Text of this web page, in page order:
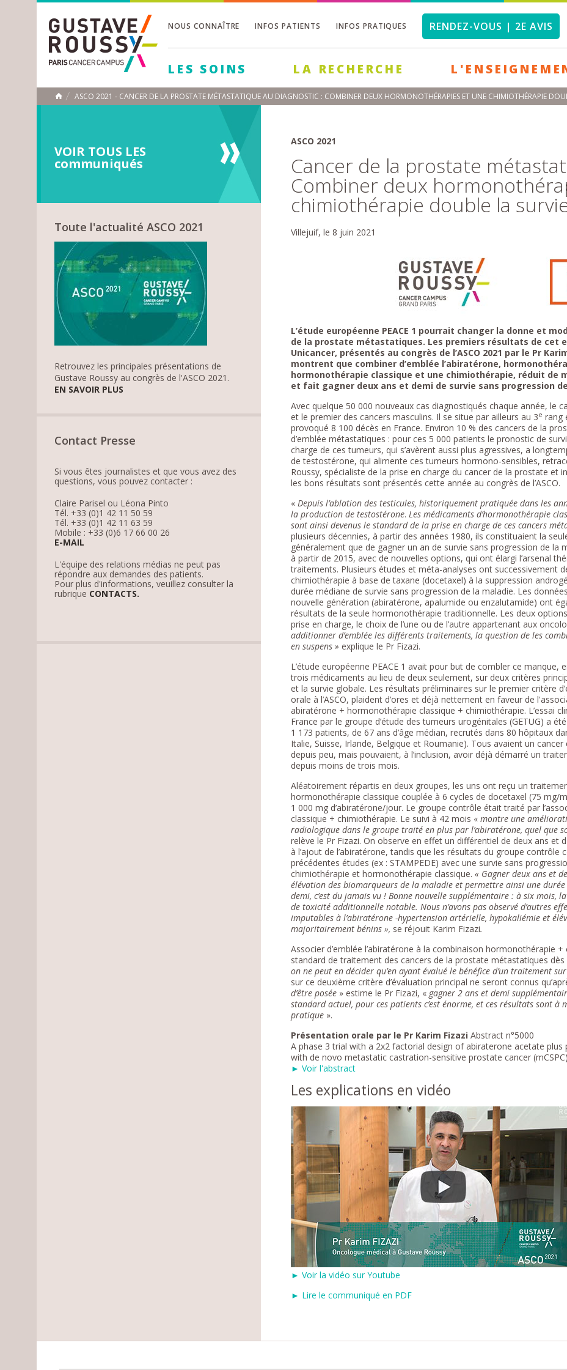
NOUS CONNAÎTRE INFOS PATIENTS INFOS PRATIQUES RENDEZ-VOUS | 2E AVIS
LES SOINS LA RECHERCHE
ACCUEIL
ASCO 2021 - CANCER DE LA PROSTATE MÉTASTATIQUE AU DIAGNOSTIC : COMBINER DEUX HORMONOTHÉRAPIES ET UNE CHIMIOTHÉRAPIE
VOIR TOUS LES
communiqués
Toute l'actualité ASCO 2021
Retrouvez les principales présentations de
Gustave Roussy au congrès de l'ASCO 2021.
EN SAVOIR PLUS
Contact Presse
Si vous êtes journalistes et que vous avez des
questions, vous pouvez contacter :
Claire Parisel ou Léona Pinto
Tél. +33 (0)1 42 11 50 59
Tél. +33 (0)1 42 11 63 59
Mobile : +33 (0)6 17 66 00 26
E-MAIL
L'équipe des relations médias ne peut pas
répondre aux demandes des patients.
Pour plus d'informations, veuillez consulter la
rubrique CONTACTS.
ASCO 2021
Cancer de la prostate
Combiner deux
chimiothérapie double la
Villejuif, le 8 juin 2021
L’étude européenne PEACE 1 pourrait changer la donne et
de la prostate métastatiques. Les premiers résultats de cet
Unicancer, présentés au congrès de l’ASCO 2021 par le Pr
montrent que combiner d’emblée l’abiratérone,
hormonothérapie classique et une chimiothérapie, réduit de
et fait gagner deux ans et demi de survie sans progression
Avec quelque 50 000 nouveaux cas diagnostiqués chaque année, le
et le premier des cancers masculins. Il se situe par ailleurs au 3e rang
provoqué 8 100 décès en France. Environ 10 % des cancers de la
d’emblée métastatiques : pour ces 5 000 patients le pronostic de
charge de ces tumeurs, qui s’avèrent aussi plus agressives, a
de testostérone, qui alimente ces tumeurs hormono-sensibles,
Roussy, spécialiste de la prise en charge du cancer de la prostate et
les bons résultats sont présentés cette année au congrès de l’ASCO.
« Depuis l’ablation des testicules, historiquement pratiquée dans les
la production de testostérone. Les médicaments d’hormonothérapie
sont ainsi devenus le standard de la prise en charge de ces cancers
plusieurs décennies, à partir des années 1980, ils constituaient la
généralement que de gagner un an de survie sans progression de la
à partir de 2015, avec de nouvelles options, qui ont élargi l’arsenal
traitements. Plusieurs études et méta-analyses ont successivement
chimiothérapie à base de taxane (docetaxel) à la suppression
durée médiane de survie sans progression de la maladie. Les
nouvelle génération (abiratérone, apalumide ou enzalutamide) ont
résultats de la seule hormonothérapie traditionnelle. Les deux
prise en charge, le choix de l’une ou de l’autre appartenant aux
additionner d’emblée les différents traitements, la question de les
en suspens »explique le Pr Fizazi.
L’étude européenne PEACE 1 avait pour but de combler ce manque,
trois médicaments au lieu de deux seulement, sur deux critères
et la survie globale. Les résultats préliminaires sur le premier critère
orale à l’ASCO, plaident d’ores et déjà nettement en faveur de
abiratérone + hormonothérapie classique + chimiothérapie. L’essai
France par le groupe d’étude des tumeurs urogénitales (GETUG) a
1 173 patients, de 67 ans d’âge médian, recrutés dans 80 hôpitaux
Italie, Suisse, Irlande, Belgique et Roumanie). Tous avaient un
depuis peu, mais pouvaient, à l’inclusion, avoir déjà démarré un
depuis moins de trois mois.
Aléatoirement répartis en deux groupes, les uns ont reçu un
hormonothérapie classique couplée à 6 cycles de docetaxel (75 mg/
1 000 mg d’abiratérone/jour. Le groupe contrôle était traité par
classique + chimiothérapie. Le suivi à 42 mois «montre une
radiologique dans le groupe traité en plus par l’abiratérone, quel que
relève le Pr Fizazi. On observe en effet un différentiel de deux ans et
à l’ajout de l’abiratérone, tandis que les résultats du groupe
précédentes études (ex : STAMPEDE) avec une survie sans
chimiothérapie et hormonothérapie classique. « Gagner deux ans et
élévation des biomarqueurs de la maladie et permettre ainsi une
demi, c’est du jamais vu ! Bonne nouvelle supplémentaire : à six mois,
de toxicité additionnelle notable. Nous n’avons pas observé d’autres
imputables à l’abiratérone -hypertension artérielle, hypokaliémie et
majoritairement bénins », se réjouit Karim Fizazi.
Associer d’emblée l’abiratérone à la combinaison hormonothérapie
standard de traitement des cancers de la prostate métastatiques dès
on ne peut en décider qu’en ayant évalué le bénéfice d’un traitement
sur ce deuxième critère d’évaluation principal ne seront connus
d’être posée » estime le Pr Fizazi, « gagner 2 ans et demi
standard actuel, pour ces patients c’est énorme, et ces résultats sont
pratique ».
Présentation orale par le Pr Karim FizaziAbstract n°5000
A phase 3 trial with a 2x2 factorial design of abiraterone acetate
with de novo metastatic castration-sensitive prostate cancer
► Voir l'abstract
Les explications en vidéo
► Voir la vidéo sur Youtube
► Lire le communiqué en PDF